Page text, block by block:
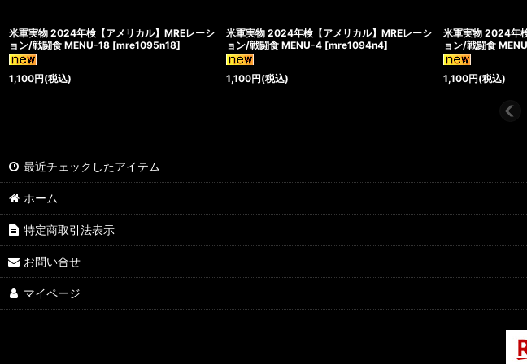
米軍実物 2024年検【アメリカル】MREレーシ
ョン/戦闘食 MENU-18 [mre1095n18]
1,100円(税込)
米軍実物 2024年検【アメリカル】MREレーシ
ョン/戦闘食 MENU-4 [mre1094n4]
1,100円(税込)
米軍実物 2024年
ョン/戦闘食
1,100円(税込)
最近チェックしたアイテム
ホーム
特定商取引法表示
お問い合せ
マイページ